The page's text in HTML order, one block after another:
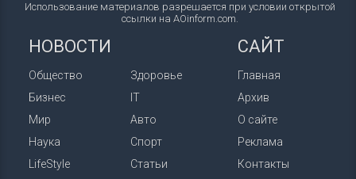
Использование материалов разрешается при условии открытой
ссылки на AOinform.com.
НОВОСТИ
Общество
Бизнес
Мир
Наука
LifeStyle
Здоровье
IT
Авто
Спорт
Статьи
САЙТ
Главная
Архив
О сайте
Реклама
Контакты